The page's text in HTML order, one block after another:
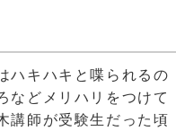
ハキハキと喋られるの
などメリハリをつけて
講師が受験生だった頃